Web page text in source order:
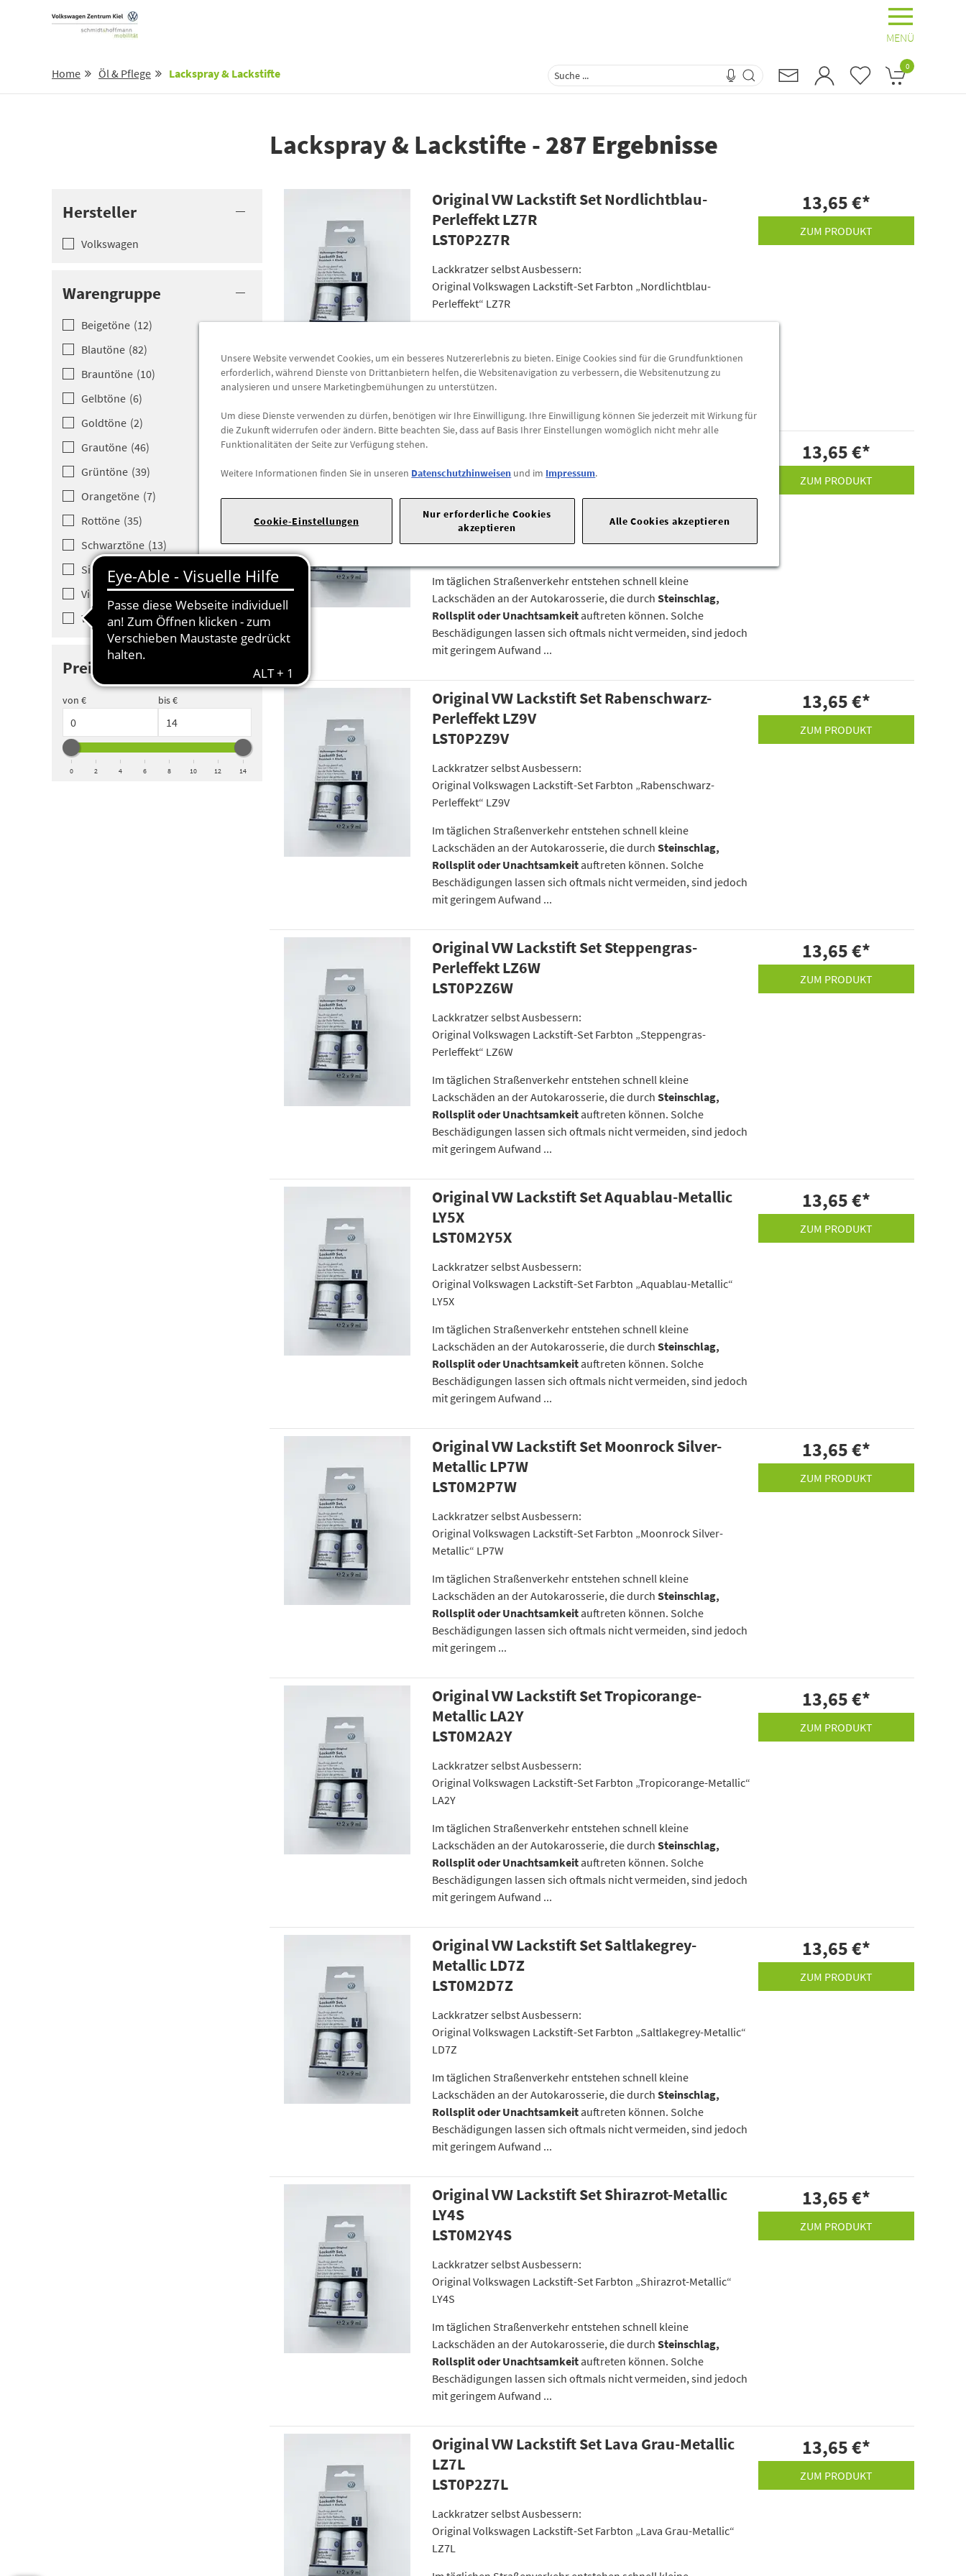
MENÜ
Home Öl & Pflege Lackspray & Lackstifte 0
Lackspray & Lackstifte - 287 Ergebnisse
Hersteller
Volkswagen­
Warengruppe
Beigetöne (12)
Blautöne (82)
Brauntöne (10)
Gelbtöne (6)
Goldtöne (2)
Grautöne (46)
Grüntöne (39)
Orangetöne­ (7)
Rottöne (35)
Schwarztön­e (13)
Silbertöne­
23
Violetttön­e (3)
Weisstöne ( 9)
Preis
von € bis €
0 2 4 6 8 10 12 14
Original VW Lackstift Set Nordlichtblau-
Perleffekt LZ7R
LST0P2Z7R
Lackkratzer selbst Ausbessern:
Original Volkswagen Lackstift-Set Farbton „Nordlichtblau-
Perleffekt“ LZ7R
Rollsplit oder Unachtsamkeitauftreten können. Solche
Beschädigungen lassen sich oftmals nicht vermeiden, sind jedoch
13,65 €*
ZUM PRODUKT
LZ3N
Lackkratzer selbst Ausbessern:
Original Volkswagen Lackstift-Set Farbton „Rubin-Perleffekt“
Im täglichen Straßenverkehr entstehen schnell kleine
Lackschäden an der Autokarosserie, die durchSteinschlag,
Rollsplit oder Unachtsamkeitauftreten können. Solche
Beschädigungen lassen sich oftmals nicht vermeiden, sind jedoch
mit geringem Aufwand ...
13,65 €*
ZUM PRODUKT
Original VW Lackstift Set Rabenschwarz-
Perleffekt LZ9V
LST0P2Z9V
Lackkratzer selbst Ausbessern:
Original Volkswagen Lackstift-Set Farbton „Rabenschwarz-
Perleffekt“ LZ9V
Im täglichen Straßenverkehr entstehen schnell kleine
Lackschäden an der Autokarosserie, die durchSteinschlag,
Rollsplit oder Unachtsamkeitauftreten können. Solche
Beschädigungen lassen sich oftmals nicht vermeiden, sind jedoch
mit geringem Aufwand ...
13,65 €*
ZUM PRODUKT
Original VW Lackstift Set Steppengras-
Perleffekt LZ6W
LST0P2Z6W
Lackkratzer selbst Ausbessern:
Original Volkswagen Lackstift-Set Farbton „Steppengras-
Perleffekt“ LZ6W
Im täglichen Straßenverkehr entstehen schnell kleine
Lackschäden an der Autokarosserie, die durchSteinschlag,
Rollsplit oder Unachtsamkeitauftreten können. Solche
Beschädigungen lassen sich oftmals nicht vermeiden, sind jedoch
mit geringem Aufwand ...
13,65 €*
ZUM PRODUKT
Original VW Lackstift Set Aquablau-Metallic
LY5X
LST0M2Y5X
Lackkratzer selbst Ausbessern:
Original Volkswagen Lackstift-Set Farbton „Aquablau-Metallic“
LY5X
Im täglichen Straßenverkehr entstehen schnell kleine
Lackschäden an der Autokarosserie, die durchSteinschlag,
Rollsplit oder Unachtsamkeitauftreten können. Solche
Beschädigungen lassen sich oftmals nicht vermeiden, sind jedoch
mit geringem Aufwand ...
13,65 €*
ZUM PRODUKT
Original VW Lackstift Set Moonrock Silver-
Metallic LP7W
LST0M2P7W
Lackkratzer selbst Ausbessern:
Original Volkswagen Lackstift-Set Farbton „Moonrock Silver-
Metallic“ LP7W
Im täglichen Straßenverkehr entstehen schnell kleine
Lackschäden an der Autokarosserie, die durchSteinschlag,
Rollsplit oder Unachtsamkeitauftreten können. Solche
Beschädigungen lassen sich oftmals nicht vermeiden, sind jedoch
mit geringem ...
13,65 €*
ZUM PRODUKT
Original VW Lackstift Set Tropicorange-
Metallic LA2Y
LST0M2A2Y
Lackkratzer selbst Ausbessern:
Original Volkswagen Lackstift-Set Farbton „Tropicorange-Metallic“
LA2Y
Im täglichen Straßenverkehr entstehen schnell kleine
Lackschäden an der Autokarosserie, die durchSteinschlag,
Rollsplit oder Unachtsamkeitauftreten können. Solche
Beschädigungen lassen sich oftmals nicht vermeiden, sind jedoch
mit geringem Aufwand ...
13,65 €*
ZUM PRODUKT
Original VW Lackstift Set Saltlakegrey-
Metallic LD7Z
LST0M2D7Z
Lackkratzer selbst Ausbessern:
Original Volkswagen Lackstift-Set Farbton „Saltlakegrey-Metallic“
LD7Z
Im täglichen Straßenverkehr entstehen schnell kleine
Lackschäden an der Autokarosserie, die durchSteinschlag,
Rollsplit oder Unachtsamkeitauftreten können. Solche
Beschädigungen lassen sich oftmals nicht vermeiden, sind jedoch
mit geringem Aufwand ...
13,65 €*
ZUM PRODUKT
Original VW Lackstift Set Shirazrot-Metallic
LY4S
LST0M2Y4S
Lackkratzer selbst Ausbessern:
Original Volkswagen Lackstift-Set Farbton „Shirazrot-Metallic“
LY4S
Im täglichen Straßenverkehr entstehen schnell kleine
Lackschäden an der Autokarosserie, die durchSteinschlag,
Rollsplit oder Unachtsamkeitauftreten können. Solche
Beschädigungen lassen sich oftmals nicht vermeiden, sind jedoch
mit geringem Aufwand ...
13,65 €*
ZUM PRODUKT
Original VW Lackstift Set Lava Grau-Metallic
LZ7L
LST0P2Z7L
Lackkratzer selbst Ausbessern:
Original Volkswagen Lackstift-Set Farbton „Lava Grau-Metallic“
LZ7L
13,65 €*
ZUM PRODUKT
Unsere Website verwendet Cookies, um ein besseres Nutzererlebnis zu bieten. Einige Cookies sind für die Grundfunktionen
erforderlich, während Dienste von Drittanbietern helfen, die Websitenavigation zu verbessern, die Websitenutzung zu
analysieren und unsere Marketingbemühungen zu unterstützen.
Um diese Dienste verwenden zu dürfen, benötigen wir Ihre Einwilligung. Ihre Einwilligung können Sie jederzeit mit Wirkung für
die Zukunft widerrufen oder ändern. Bitte beachten Sie, dass auf Basis Ihrer Einstellungen womöglich nicht mehr alle
Funktionalitäten der Seite zur Verfügung stehen.
Weitere Informationen finden Sie in unseren Datenschutzhinweisen und im Impressum.
Cookie-Einstellungen
Nur erforderliche Cookies
akzeptieren
Alle Cookies akzeptieren